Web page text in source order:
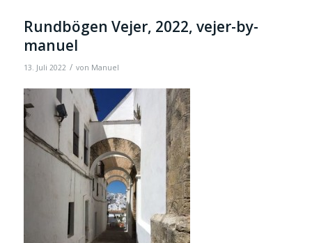
Rundbögen Vejer, 2022, vejer-by-
manuel
13. Juli 2022 / von Manuel